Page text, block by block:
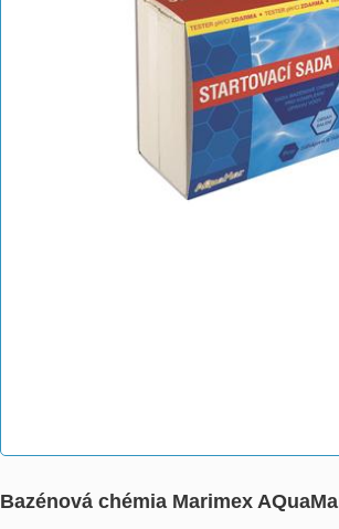
Bazénová chémia Marimex